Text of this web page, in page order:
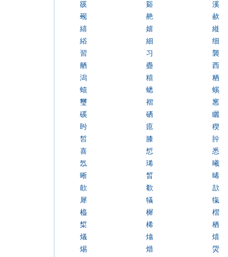
豀
谿
溪
觋
赩
赥
繥
嬉
縰
綌
細
细
習
习
襲
舾
衋
西
潟
糦
粞
蟢
蟋
螇
璽
褶
窸
磎
硒
矖
盻
瘜
稧
皙
膝
肸
喜
惁
悉
忥
琋
曦
晰
晳
晞
歖
欷
欯
犀
犠
犔
橀
樨
槢
椞
桸
栖
燨
熻
熺
焬
焟
焈